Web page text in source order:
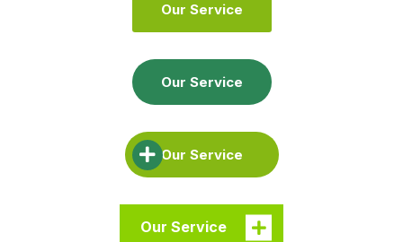
Our Service
Our Service
Our Service
Our Service